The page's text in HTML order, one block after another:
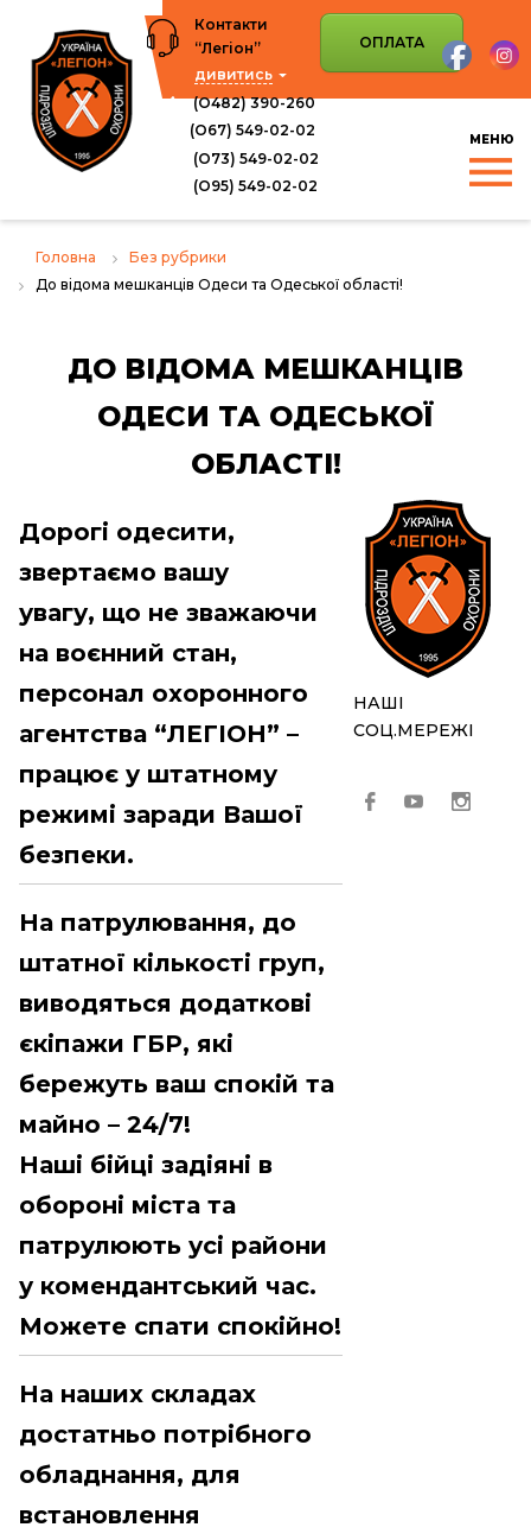
вмісту
(О482) 390-260
(О67) 549-02-02
(О73) 549-02-02
(O95) 549-02-02
Контакти
“Легіон”
дивитись
ОПЛАТА
Головна
Без рубрики
До відома мешканців Одеси та Одеської області!
ДО ВІДОМА МЕШКАНЦІВ
ОДЕСИ ТА ОДЕСЬКОЇ
ОБЛАСТІ!
Дорогі одесити,
звертаємо вашу
увагу, що не зважаючи
на воєнний стан,
персонал охоронного
агентства “ЛЕГІОН” –
працює у штатному
режимі заради Вашої
безпеки.
На патрулювання, до
штатної кількості груп,
виводяться додаткові
єкіпажи ГБР, які
бережуть ваш спокій та
майно – 24/7!
Наші бійці задіяні в
обороні міста та
патрулюють усі райони
у комендантський час.
Можете спати спокійно!
На наших складах
достатньо потрібного
обладнання, для
встановлення
НАШІ
СОЦ.МЕРЕЖІ